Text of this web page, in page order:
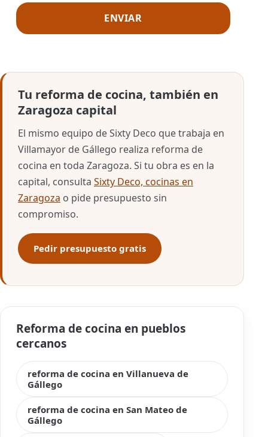
Tu reforma de cocina, también en
Zaragoza capital
El mismo equipo de Sixty Deco que trabaja en
Villamayor de Gállego realiza reforma de
cocina en toda Zaragoza. Si tu obra es en la
capital, consulta Sixty Deco, cocinas en
Zaragoza o pide presupuesto sin
compromiso.
Pedir presupuesto gratis
Reforma de cocina en pueblos
cercanos
reforma de cocina en Villanueva de
Gállego
reforma de cocina en San Mateo de
Gállego